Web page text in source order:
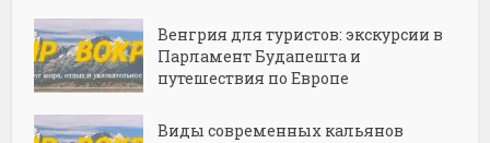
Венгрия для туристов: экскурсии в
Парламент Будапешта и
путешествия по Европе
Виды современных кальянов